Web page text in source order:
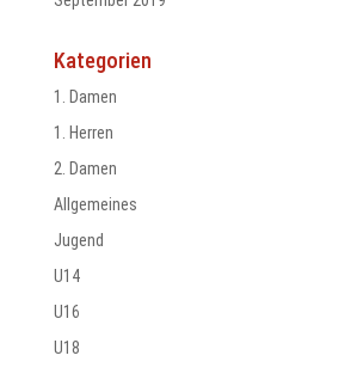
Kategorien
1. Damen
1. Herren
2. Damen
Allgemeines
Jugend
U14
U16
U18